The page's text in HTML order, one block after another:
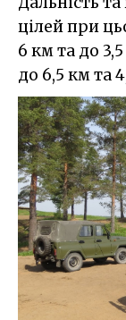
цілей при
6 км та до
до 6,5 км та